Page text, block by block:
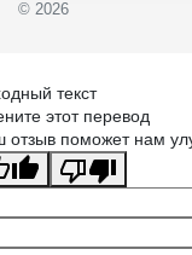
© 2026
текст
этот перевод
отзыв поможет нам